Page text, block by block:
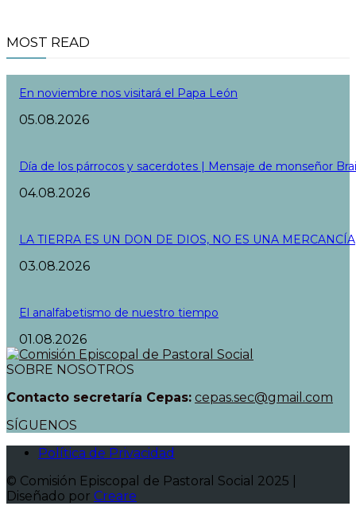
MOST READ
En noviembre nos visitará el Papa León
05.08.2026
Día de los párrocos y sacerdotes | Mensaje de monseñor
04.08.2026
LA TIERRA ES UN DON DE DIOS, NO ES UNA MERCANCÍA
03.08.2026
El analfabetismo de nuestro tiempo
01.08.2026
SOBRE NOSOTROS
Contacto secretaría Cepas: cepas.sec@gmail.com
SÍGUENOS
Política de Privacidad
© Comisión Episcopal de Pastoral Social 2025 |
Diseñado por Creare